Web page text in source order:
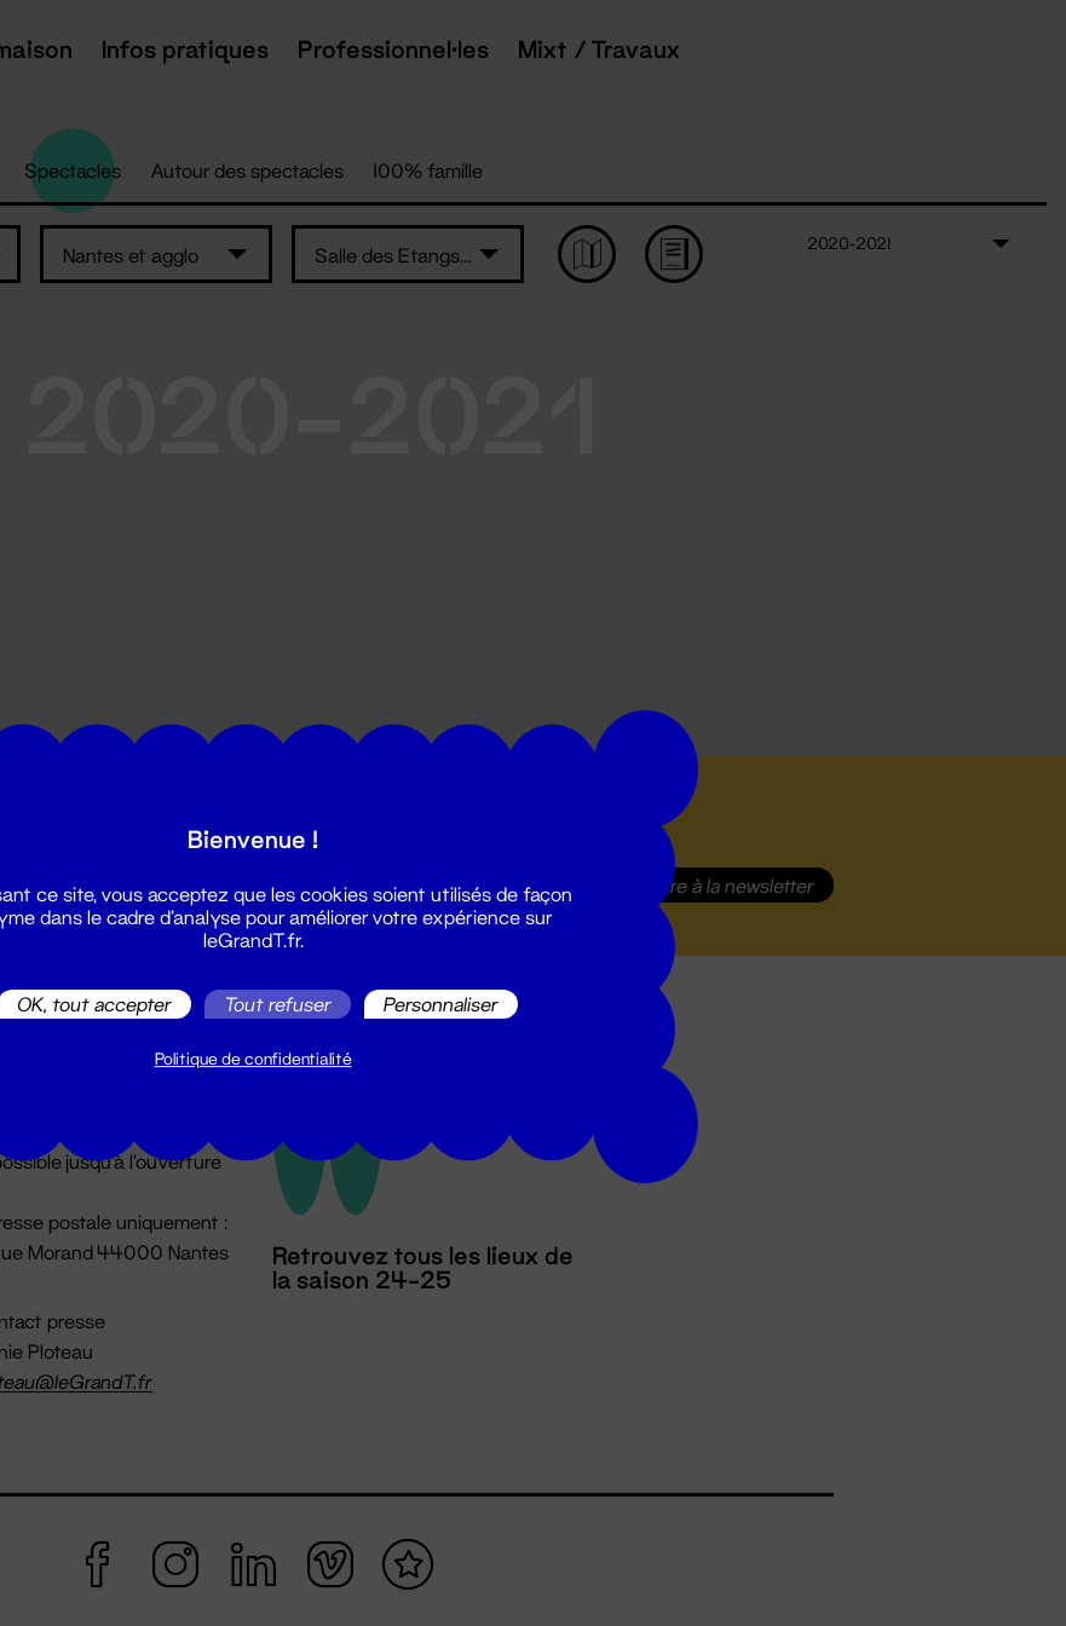
Infos pratiques Professionnel·les Mixt / Travaux
Spectacles Autour des spectacles 100% famille
Nantes et agglo Salle des Etangs - Nozay
2020-2021
les actualités du Grand T :
S'inscrire à la newsletter
jusqu'à l'ouverture
postale uniquement :
Morand 44000 Nantes
presse
Ploteau
Retrouvez tous les lieux de
la saison 24-25
Bienvenue !
ce site, vous acceptez que les cookies soient utilisés de façon
dans le cadre d'analyse pour améliorer votre expérience sur
leGrandT.fr.
OK, tout accepter Tout refuser Personnaliser
Politique de confidentialité